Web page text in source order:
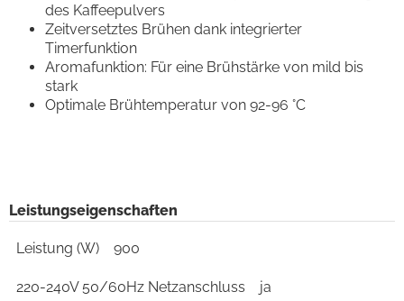
des Kaffeepulvers
Zeitversetztes Brühen dank integrierter
Timerfunktion
Aromafunktion: Für eine Brühstärke von mild bis
stark
Optimale Brühtemperatur von 92-96 °C
Leistungseigenschaften
Leistung (W) 900
220-240V 50/60Hz Netzanschluss ja